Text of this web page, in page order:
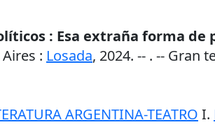
: Esa extraña forma
: Losada, 2024. -- . -- Gran
ARGENTINA-TEATRO I.